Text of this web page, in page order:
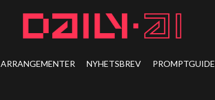
ARRANGEMENTER NYHETSBREV PROMPTGUIDE